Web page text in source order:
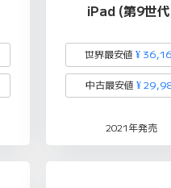
iPad (第9世
世界最安値 ¥
中古最安値 ¥
2021年発売